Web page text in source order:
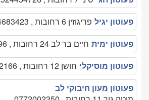
פעוטון יגיל פריגוזין 6 רחובות , 0504683423
פעוטון ימית חיים בר לב 24 רחובות , 089457296
פעוטון מוסיקלי חושן 12 רחובות , 0545702166
פעוטון מעון חיבוקי לב